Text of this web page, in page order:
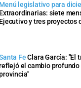
Menú legislativo para
Extraordinarias: siete
Ejecutivo y tres proyectos
Fe Clara García: "El
el cambio profundo